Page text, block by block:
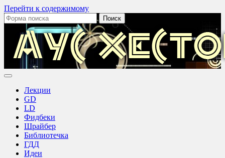
Перейти к содержимому
Поиск:
Аус
Лекции
GD
LD
Фидбеки
Шрайбер
Библиотечка
ГДД
Идеи